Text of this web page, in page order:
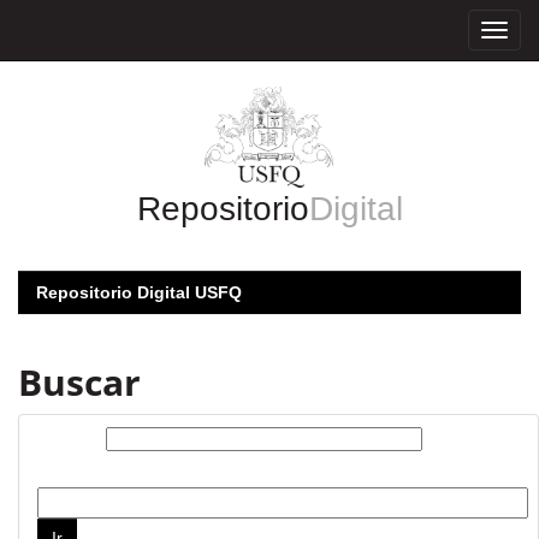
RepositorioDigital
Repositorio Digital USFQ
Buscar